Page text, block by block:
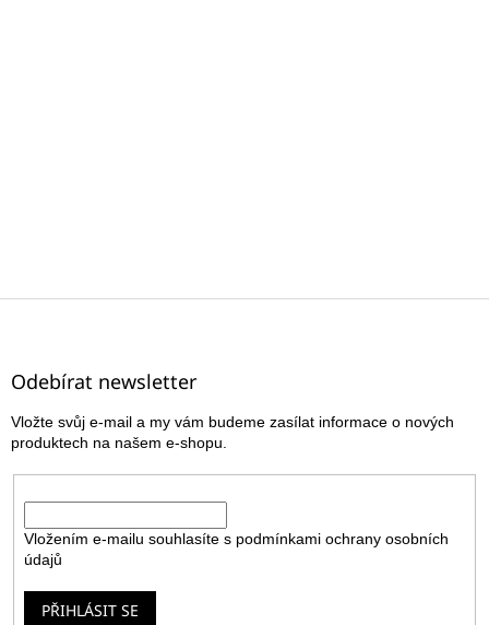
Z
Odebírat newsletter
Vložte svůj e-mail a my vám budeme zasílat informace o nových
produktech na našem e-shopu.
Vložením e-mailu souhlasíte s podmínkami ochrany osobních
údajů
PŘIHLÁSIT SE